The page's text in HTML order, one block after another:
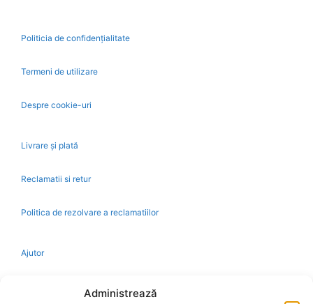
Administrează
Politicia de confidențialitate
Termeni de utilizare
Despre cookie-uri
Livrare și plată
Reclamatii si retur
Politica de rezolvare a reclamatiilor
Ajutor